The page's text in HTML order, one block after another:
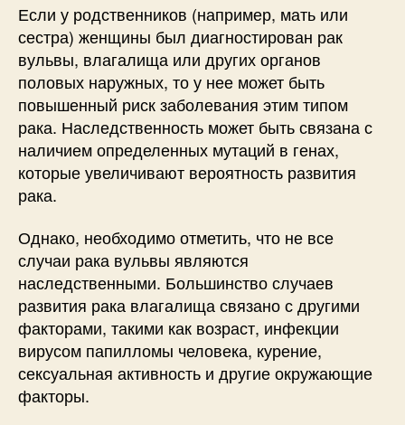
Если у родственников (например, мать или
сестра) женщины был диагностирован рак
вульвы, влагалища или других органов
половых наружных, то у нее может быть
повышенный риск заболевания этим типом
рака. Наследственность может быть связана с
наличием определенных мутаций в генах,
которые увеличивают вероятность развития
рака.
Однако, необходимо отметить, что не все
случаи рака вульвы являются
наследственными. Большинство случаев
развития рака влагалища связано с другими
факторами, такими как возраст, инфекции
вирусом папилломы человека, курение,
сексуальная активность и другие окружающие
факторы.